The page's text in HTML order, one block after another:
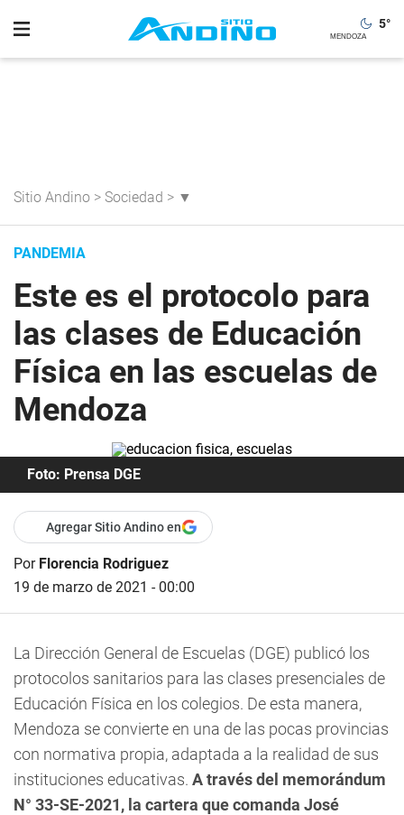
5°
Sitio Andino > Sociedad > ▼
PANDEMIA
Este es el protocolo para
las clases de Educación
Física en las escuelas de
Mendoza
Foto: Prensa DGE
Agregar Sitio Andino en
Por Florencia Rodriguez
19 de marzo de 2021 - 00:00
La Dirección General de Escuelas (DGE) publicó los
protocolos sanitarios para las clases presenciales de
Educación Física en los colegios. De esta manera,
Mendoza se convierte en una de las pocas provincias
con normativa propia, adaptada a la realidad de sus
instituciones educativas. A través del memorándum
N° 33-SE-2021, la cartera que comanda José